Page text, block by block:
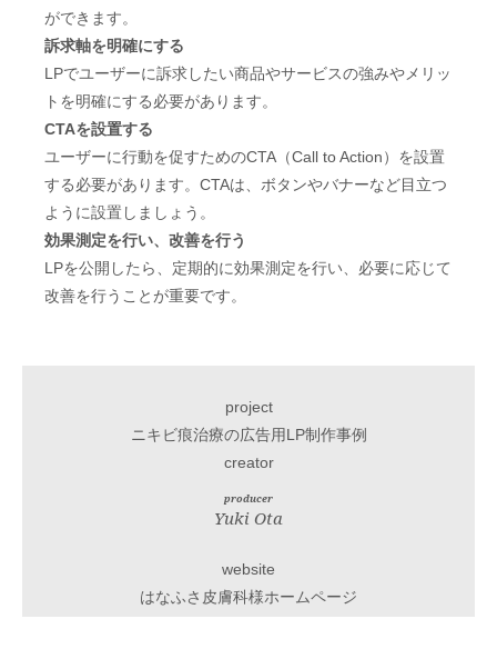
ができます。
訴求軸を明確にする
LPでユーザーに訴求したい商品やサービスの強みやメリッ
トを明確にする必要があります。
CTAを設置する
ユーザーに行動を促すためのCTA（Call to Action）を設置
する必要があります。CTAは、ボタンやバナーなど目立つ
ように設置しましょう。
効果測定を行い、改善を行う
LPを公開したら、定期的に効果測定を行い、必要に応じて
改善を行うことが重要です。
project
ニキビ痕治療の広告用LP制作事例
creator
producer
Yuki Ota
website
はなふさ皮膚科様ホームページ